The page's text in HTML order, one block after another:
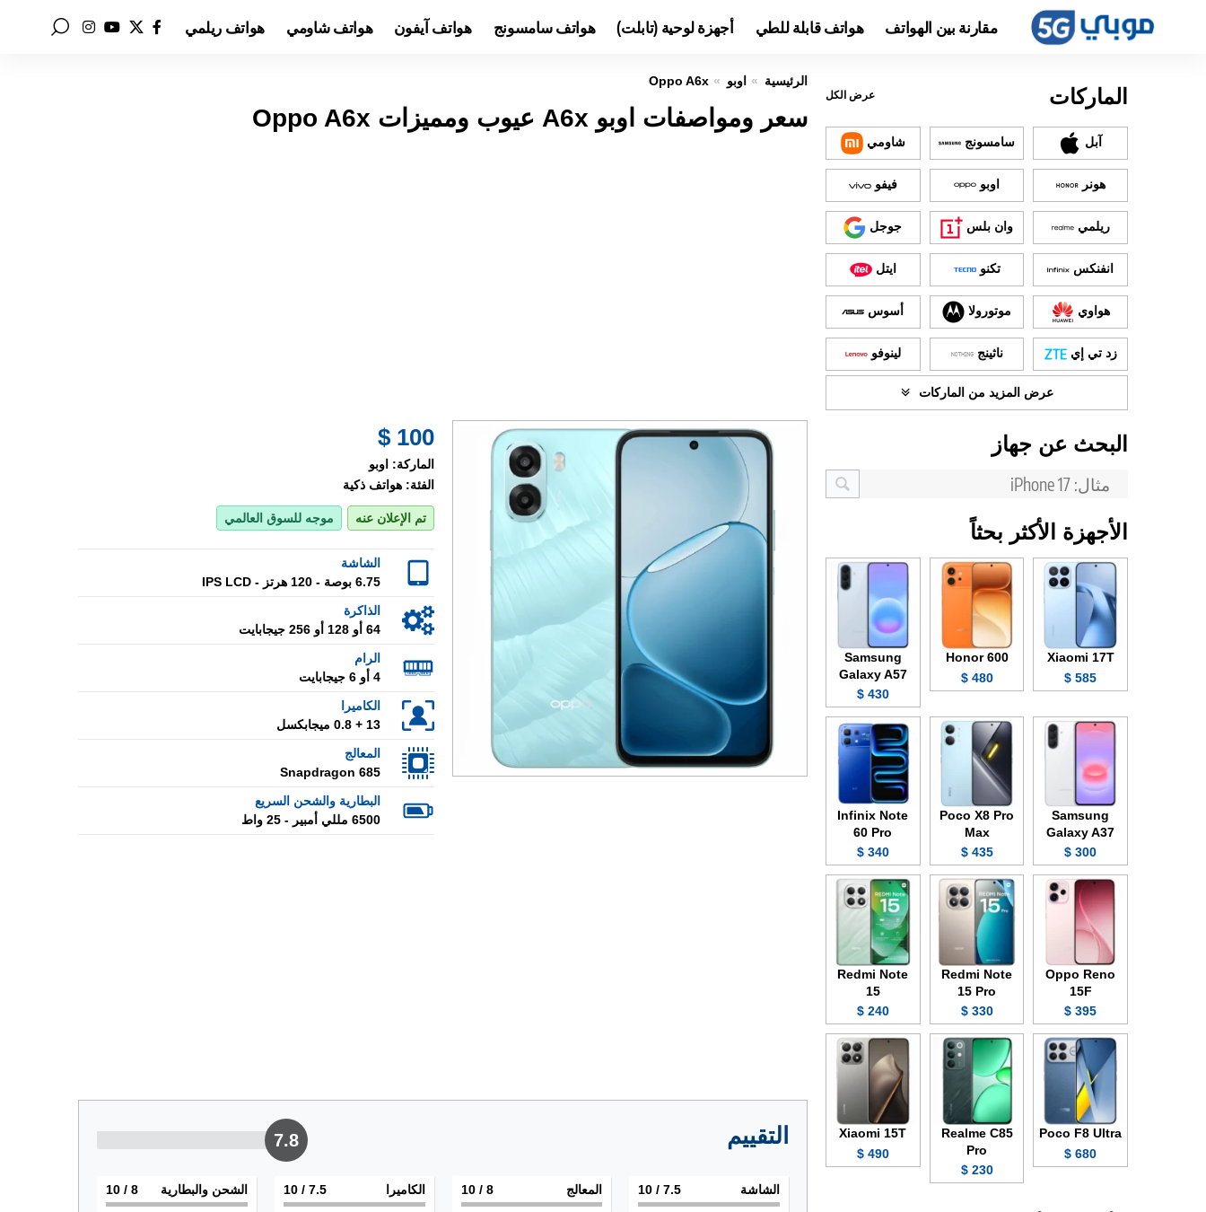
مقارنة بين الهواتف هواتف قابلة للطي أجهزة لوحية (تابلت) هواتف سامسونج هواتف آيفون هواتف شاومي هواتف ريلمي
الرئيسية اوبو Oppo A6x
سعر ومواصفات اوبو A6x عيوب ومميزات Oppo A6x
100 $
الماركة: اوبو
الفئة: هواتف ذكية
تم الإعلان عنه موجه للسوق العالمي
الشاشة
6.75 بوصة - 120 هرتز - IPS LCD
الذاكرة
64 أو 128 أو 256 جيجابايت
الرام
4 أو 6 جيجابايت
الكاميرا
13 + 0.8 ميجابكسل
المعالج
Snapdragon 685
البطارية والشحن السريع
6500 مللي أمبير - 25 واط
التقييم 7.8
الشاشة 7.5
/ 10 المعالج 8
/ 10 الكاميرا 7.5
/ 10 الشحن والبطارية 8
/ 10
الماركات عرض الكل
آبل سامسونج شاومي
هونر اوبو فيفو
ريلمي وان بلس جوجل
انفنكس تكنو ايتل
هواوي موتورولا أسوس
زد تي إي ناثينج لينوفو
عرض المزيد من الماركات
البحث عن جهاز
الأجهزة الأكثر بحثاً
Xiaomi 17T
585 $
Honor 600
480 $
Samsung
Galaxy A57
430 $
Samsung
Galaxy A37
300 $
Poco X8 Pro
Max
435 $
Infinix Note
60 Pro
340 $
Oppo Reno
15F
395 $
Redmi Note
15 Pro
330 $
Redmi Note
15
240 $
Poco F8 Ultra
680 $
Realme C85
Pro
230 $
Xiaomi 15T
490 $